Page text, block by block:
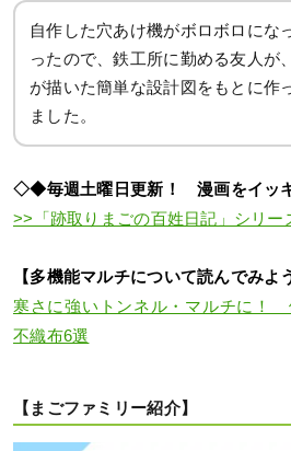
自作した穴あけ機がボロボロにな
ったので、鉄工所に勤める友人が
が描いた簡単な設計図をもとに作
ました。
◇◆毎週土曜日更新！ 漫画をイッ
>>「跡取りまごの百姓日記」シリー
【多機能マルチについて読んでみよ
寒さに強いトンネル・マルチに！
不織布6選
【まごファミリー紹介】